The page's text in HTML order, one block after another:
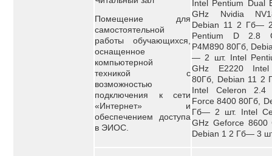
Помещение для
самостоятельной
работы обучающихся,
оснащенное
компьютерной
техникой с
возможностью
подключения к сети
«Интернет» и
обеспечением доступа
в ЭИОС.
Intel Pentium Dual
GHz Nvidia
Debian 11 2 Гб—
Pentium D 2.8
P4M890 80Гб,
— 2 шт. Intel
GHz E2220 Intel
80Гб, Debian 11 2
Intel Celeron 2.4
Force 8400 80Гб,
Гб— 2 шт. Intel
GHz Geforce 8600
Debian 1 2 Гб— 3